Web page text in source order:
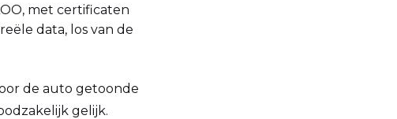
met certificaten
data, los van de
de auto getoonde
gelijk.